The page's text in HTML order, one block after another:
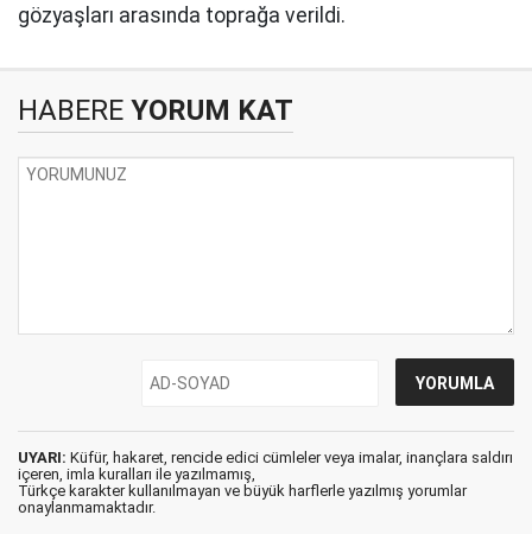
gözyaşları arasında toprağa verildi.
HABERE YORUM KAT
UYARI: Küfür, hakaret, rencide edici cümleler veya imalar, inançlara saldırı
içeren, imla kuralları ile yazılmamış,
Türkçe karakter kullanılmayan ve büyük harflerle yazılmış yorumlar
onaylanmamaktadır.